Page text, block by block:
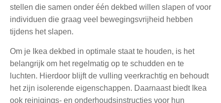
stellen die samen onder één dekbed willen slapen of voor
individuen die graag veel bewegingsvrijheid hebben
tijdens het slapen.
Om je Ikea dekbed in optimale staat te houden, is het
belangrijk om het regelmatig op te schudden en te
luchten. Hierdoor blijft de vulling veerkrachtig en behoudt
het zijn isolerende eigenschappen. Daarnaast biedt Ikea
ook reinigings- en onderhoudsinstructies voor hun